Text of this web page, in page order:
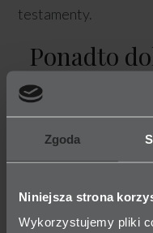
Zgoda
Niniejsza strona
Wykorzystujemy pliki
testamenty.
Ponadto
postanowienie o
poświadczenia